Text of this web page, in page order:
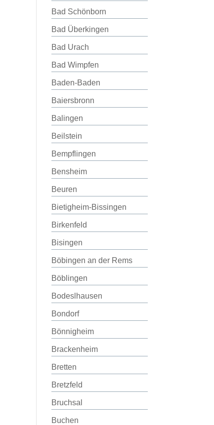
Bad Schönborn
Bad Überkingen
Bad Urach
Bad Wimpfen
Baden-Baden
Baiersbronn
Balingen
Beilstein
Bempflingen
Bensheim
Beuren
Bietigheim-Bissingen
Birkenfeld
Bisingen
Böbingen an der Rems
Böblingen
Bodeslhausen
Bondorf
Bönnigheim
Brackenheim
Bretten
Bretzfeld
Bruchsal
Buchen